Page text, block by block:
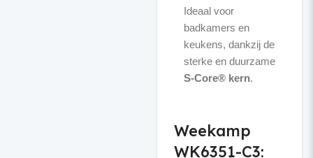
Ideaal voor
badkamers en
keukens, dankzij de
sterke en duurzame
S-Core® kern.
Weekamp
WK6351-C3: